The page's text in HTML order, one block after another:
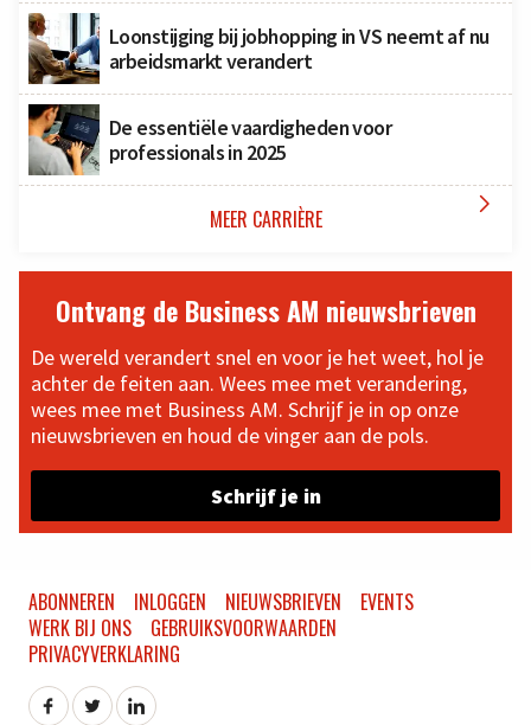
Loonstijging bij jobhopping in VS neemt af nu
arbeidsmarkt verandert
De essentiële vaardigheden voor
professionals in 2025
MEER CARRIÈRE 
Ontvang de Business AM nieuwsbrieven
De wereld verandert snel en voor je het weet, hol je
achter de feiten aan. Wees mee met verandering,
wees mee met Business AM. Schrijf je in op onze
nieuwsbrieven en houd de vinger aan de pols.
Schrijf je in
ABONNEREN INLOGGEN NIEUWSBRIEVEN
EVENTS
WERK BIJ ONS
GEBRUIKSVOORWAARDEN
PRIVACYVERKLARING